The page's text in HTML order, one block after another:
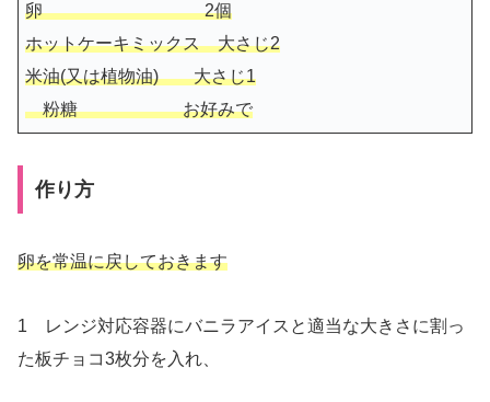
卵 2個
ホットケーキミックス 大さじ2
米油(又は植物油) 大さじ1
粉糖 お好みで
作り方
卵を常温に戻しておきます
1 レンジ対応容器にバニラアイスと適当な大きさに割っ
た板チョコ3枚分を入れ、